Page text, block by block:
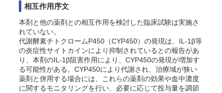
相互作用序文
本剤と他の薬剤との相互作用を検討した臨床試験は実施さ
れていない。
代謝酵素チトクロームP450（CYP450）の発現は、IL-1β等
の炎症性サイトカインにより抑制されているとの報告があ
り、本剤のIL-1β阻害作用により、CYP450の発現が増加す
る可能性がある。CYP450により代謝され、治療域が狭い
薬剤と併用する場合には、これらの薬剤の効果や血中濃度
に関するモニタリングを行い、必要に応じて投与量を調節